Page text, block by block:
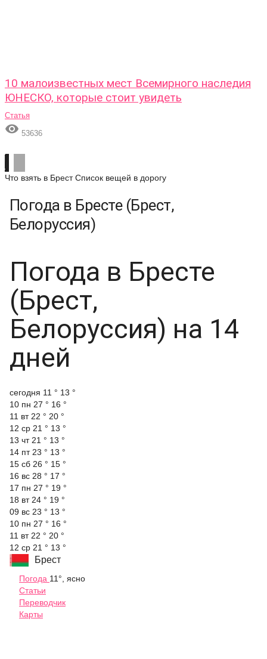
10 малоизвестных мест Всемирного наследия
ЮНЕСКО, которые стоит увидеть
Статья
 53636
Что взять в Брест Список вещей в дорогу
Погода в Бресте (Брест,
Белоруссия)
Погода в Бресте
(Брест,
Белоруссия) на 14
дней
cегодня 11 ° 13 °
10 пн 27 ° 16 °
11 вт 22 ° 20 °
12 ср 21 ° 13 °
13 чт 21 ° 13 °
14 пт 23 ° 13 °
15 сб 26 ° 15 °
16 вс 28 ° 17 °
17 пн 27 ° 19 °
18 вт 24 ° 19 °
09 вс 23 ° 13 °
10 пн 27 ° 16 °
11 вт 22 ° 20 °
12 ср 21 ° 13 °
Брест
Погода 11°, ясно
Статьи
Переводчик
Карты